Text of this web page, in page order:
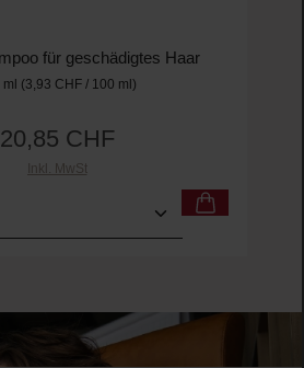
für geschädigtes Haar
(3,93 CHF / 100 ml)
Regulärer Preis:
20,85 CHF
Inkl. MwSt
Gib den gewünschten Wert